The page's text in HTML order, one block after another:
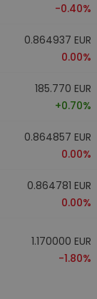
-0.40%
0.864937 EUR
0.00%
185.770 EUR
+0.70%
0.864857 EUR
0.00%
0.864781 EUR
0.00%
1.170000 EUR
-1.80%